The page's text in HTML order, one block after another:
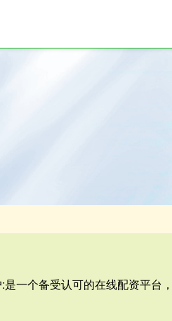
一个备受认可的在线配资平台